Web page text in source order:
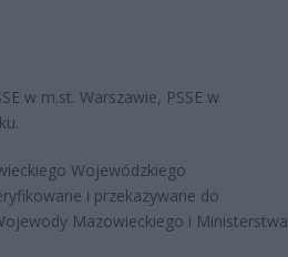
w m.st. Warszawie, PSSE w
Wojewódzkiego
i przekazywane do
Mazowieckiego i Ministerstwa